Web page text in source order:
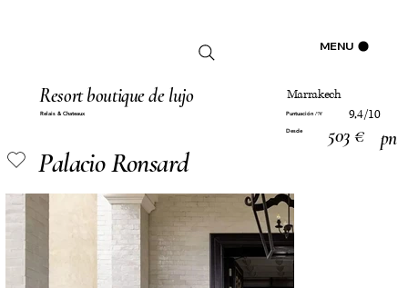
Iniciar sesión
MENU
Resort boutique de lujo Marrakech
Desde 503 € pn
PuntuaciónPM 9,4/10
Palacio Ronsard
Relais & Chateaux